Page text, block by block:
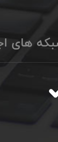
های